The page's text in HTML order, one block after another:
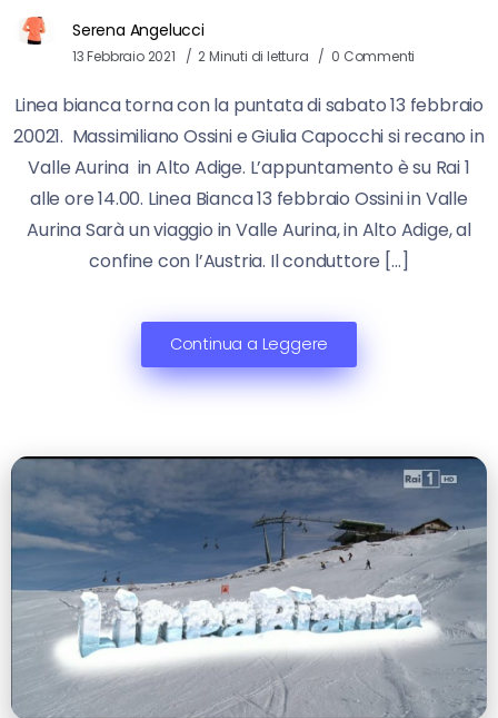
Serena Angelucci
13 Febbraio 2021 2 Minuti di lettura 0 Commenti
Linea bianca torna con la puntata di sabato 13 febbraio
20021. Massimiliano Ossini e Giulia Capocchi si recano in
Valle Aurina in Alto Adige. L’appuntamento è su Rai 1
alle ore 14.00. Linea Bianca 13 febbraio Ossini in Valle
Aurina Sarà un viaggio in Valle Aurina, in Alto Adige, al
confine con l’Austria. Il conduttore […]
Continua a Leggere